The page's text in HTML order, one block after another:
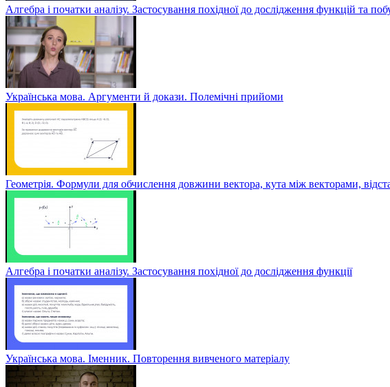
Алгебра і початки аналізу. Застосування похідної до дослідження функцій та
Українська мова. Аргументи й докази. Полемічні прийоми
Геометрія. Формули для обчислення довжини вектора, кута між векторами,
Алгебра і початки аналізу. Застосування похідної до дослідження функції
Українська мова. Іменник. Повторення вивченого матеріалу